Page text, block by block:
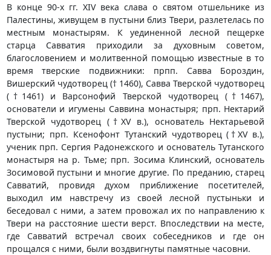
В конце 90-х гг. XIV века слава о святом отшельнике из
Палестины, живущем в пустыни близ Твери, разлетелась по
местным монастырям. К уединенной лесной пещерке
старца Савватия приходили за духовным советом,
благословением и молитвенной помощью известные в то
время тверские подвижники: прпп. Савва Бороздин,
Вишерский чудотворец († 1460), Савва Тверской чудотворец
(†1461) и Варсонофий Тверской чудотворец (†1467),
основатели и игумены Саввина монастыря; прп. Нектарий
Тверской чудотворец (†XV в.), основатель Нектарьевой
пустыни; прп. Ксенофонт Тутанский чудотворец (†XV в.),
ученик прп. Сергия Радонежского и основатель Тутанского
монастыря на р. Тьме; прп. Зосима Клинский, основатель
Зосимовой пустыни и многие другие. По преданию, старец
Савватий, провидя духом приближение посетителей,
выходил им навстречу из своей лесной пустыньки и
беседовал с ними, а затем провожал их по направлению к
Твери на расстояние шести верст. Впоследствии на месте,
где Савватий встречал своих собеседников и где он
прощался с ними, были воздвигнуты памятные часовни.